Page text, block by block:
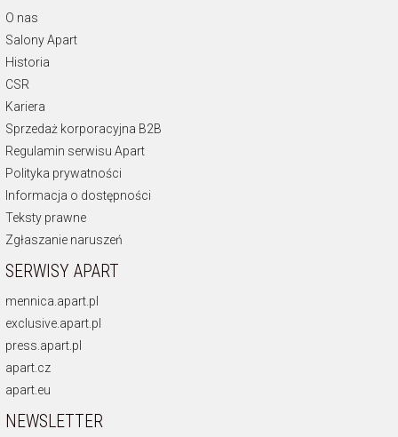
O nas
Salony Apart
Historia
CSR
Kariera
Sprzedaż korporacyjna B2B
Regulamin serwisu Apart
Polityka prywatności
Informacja o dostępności
Teksty prawne
Zgłaszanie naruszeń
SERWISY APART
mennica.apart.pl
exclusive.apart.pl
press.apart.pl
apart.cz
apart.eu
NEWSLETTER